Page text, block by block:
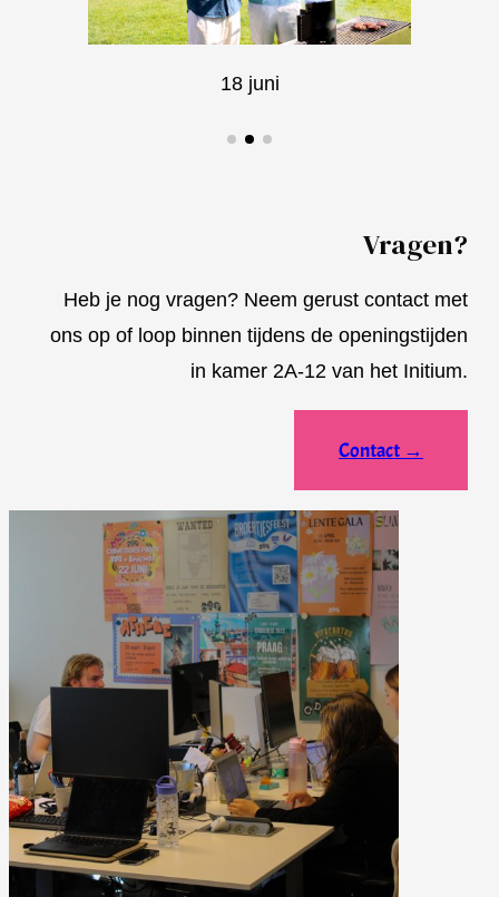
18 juni
Vragen?
Heb je nog vragen? Neem gerust contact met
ons op of loop binnen tijdens de openingstijden
in kamer 2A-12 van het Initium.
Contact →